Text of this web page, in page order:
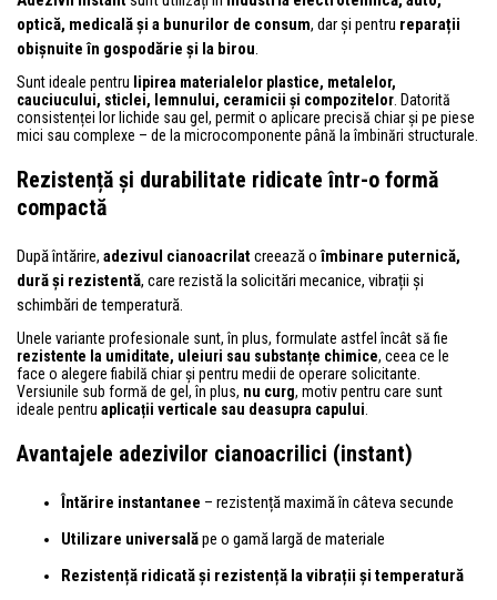
optică, medicală și a bunurilor de consum, dar și pentru reparații
obișnuite în gospodărie și la birou.
Sunt ideale pentru lipirea materialelor plastice, metalelor,
cauciucului, sticlei, lemnului, ceramicii și compozitelor . Datorită
consistenței lor lichide sau gel, permit o aplicare precisă chiar și pe piese
mici sau complexe – de la microcomponente până la îmbinări structurale.
Rezistență și durabilitate ridicate într-o formă
compactă
După întărire, adezivul cianoacrilatcreează oîmbinare puternică,
dură și rezistentă, care rezistă la solicitări mecanice, vibrații și
schimbări de temperatură.
Unele variante profesionale sunt, în plus, formulate astfel încât să fie
rezistente la umiditate, uleiuri sau substanțe chimice, ceea ce le
face o alegere fiabilă chiar și pentru medii de operare solicitante.
Versiunile sub formă de gel, în plus, nu curg, motiv pentru care sunt
ideale pentru aplicații verticale sau deasupra capului
Avantajele adezivilor cianoacrilici (instant)
Întărire instantanee – rezistență maximă în câteva secunde
Utilizare universalăpe o gamă largă de materiale
Rezistență ridicată și rezistență la vibrații și temperatură